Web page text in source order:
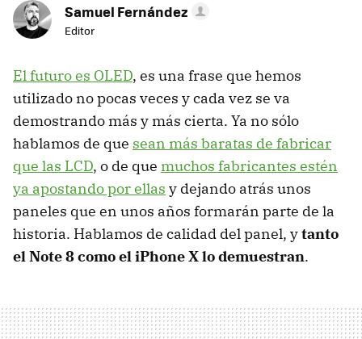
Samuel Fernández
Editor
El futuro es OLED, es una frase que hemos
utilizado no pocas veces y cada vez se va
demostrando más y más cierta. Ya no sólo
hablamos de que sean más baratas de fabricar
que las LCD, o de que muchos fabricantes estén
ya apostando por ellas y dejando atrás unos
paneles que en unos años formarán parte de la
historia. Hablamos de calidad del panel, ytanto
el Note 8 como el iPhone X lo demuestran.